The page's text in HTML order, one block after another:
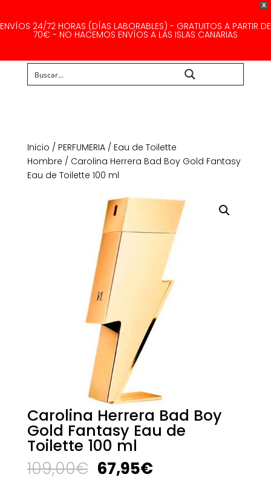
X
ENVÍOS 24/72 HORAS (DÍAS LABORABLES) - GRATUITOS A PARTIR DE
70€ - NO HACEMOS ENVÍOS A LAS ISLAS CANARIAS
Inicio / PERFUMERIA/ Eau de Toilette
Hombre / Carolina Herrera Bad Boy Gold Fantasy
Eau de Toilette 100 ml
Carolina Herrera Bad Boy
Gold Fantasy Eau de
Toilette 100 ml
109,00€ El
precio
67,95€El